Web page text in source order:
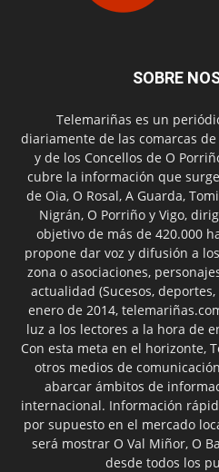
SOBRE
Telemariñas es un
diariamente de las comarcas
y de los Concellos de O
cubre la información que
de Oia, O Rosal, A Guarda,
Nigrán, O Porriño y Vigo,
objetivo de más de 420.000
propone dar voz y difusión a
zona o asociaciones,
actualidad (Sucesos,
enero de 2014,
luz a los lectores a la hora de
Con esta meta en el horizonte,
otros medios de
abarcar ámbitos de
internacional. Información
por supuesto en el mercado
será mostrar O Val Miñor, O
desde todos los